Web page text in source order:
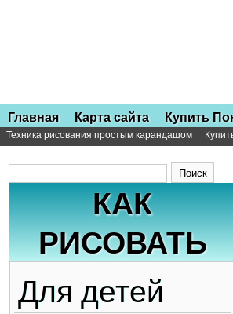
Главная Карта сайта Купить
Техника рисования простым карандашом
КАК
РИСОВАТЬ
Для детей